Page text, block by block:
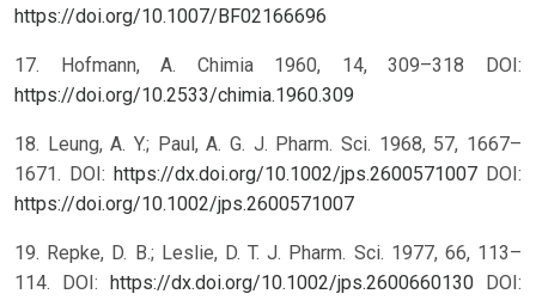
https://doi.org/10.1007/BF02166696
17. Hofmann, A. Chimia 1960, 14, 309–318 DOI:
https://doi.org/10.2533/chimia.1960.309
18. Leung, A. Y.; Paul, A. G. J. Pharm. Sci. 1968, 57, 1667–
1671. DOI: https://dx.doi.org/10.1002/jps.2600571007 DOI:
https://doi.org/10.1002/jps.2600571007
19. Repke, D. B.; Leslie, D. T. J. Pharm. Sci. 1977, 66, 113–
114. DOI: https://dx.doi.org/10.1002/jps.2600660130 DOI: